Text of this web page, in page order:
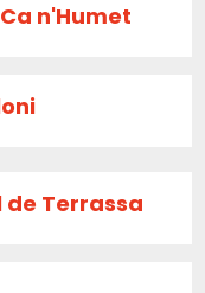
n'Humet
de Terrassa